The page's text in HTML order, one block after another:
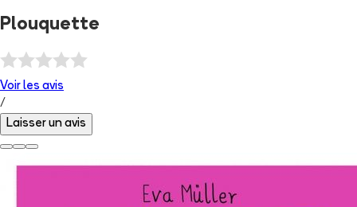
Plouquette
Voir les avis
/
Laisser un avis